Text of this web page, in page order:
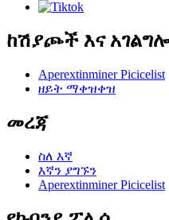
ከሽያጮች እና
Aperextinminer Picicelist
ዘይት ማቀዝቀዝ
መረጃ
ስለ እኛ
እኛን ያግኙን
Aperextinminer Picicelist